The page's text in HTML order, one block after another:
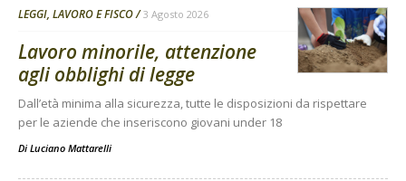
LEGGI, LAVORO E FISCO 3 Agosto 2026
Lavoro minorile, attenzione
agli obblighi di legge
Dall’età minima alla sicurezza, tutte le disposizioni da rispettare
per le aziende che inseriscono giovani under 18
Di Luciano Mattarelli